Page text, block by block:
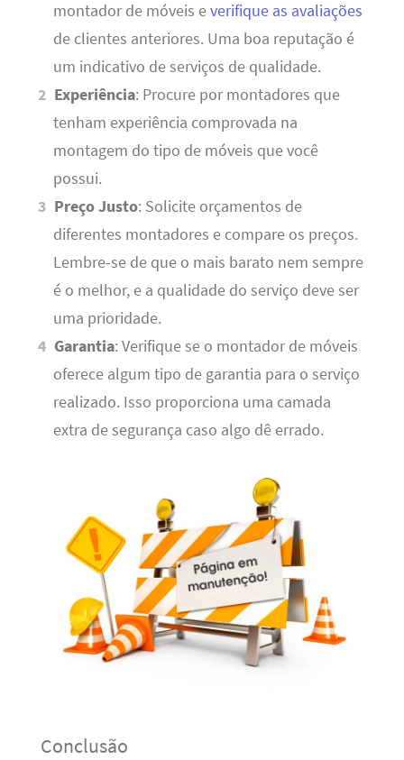
montador de móveis everifique as avaliações
de clientes anteriores. Uma boa reputação é
um indicativo de serviços de qualidade.
Experiência: Procure por montadores que
tenham experiência comprovada na
montagem do tipo de móveis que você
possui.
Preço Justo: Solicite orçamentos de
diferentes montadores e compare os preços.
Lembre-se de que o mais barato nem sempre
é o melhor, e a qualidade do serviço deve ser
uma prioridade.
Garantia: Verifique se o montador de móveis
oferece algum tipo de garantia para o serviço
realizado. Isso proporciona uma camada
extra de segurança caso algo dê errado.
Conclusão